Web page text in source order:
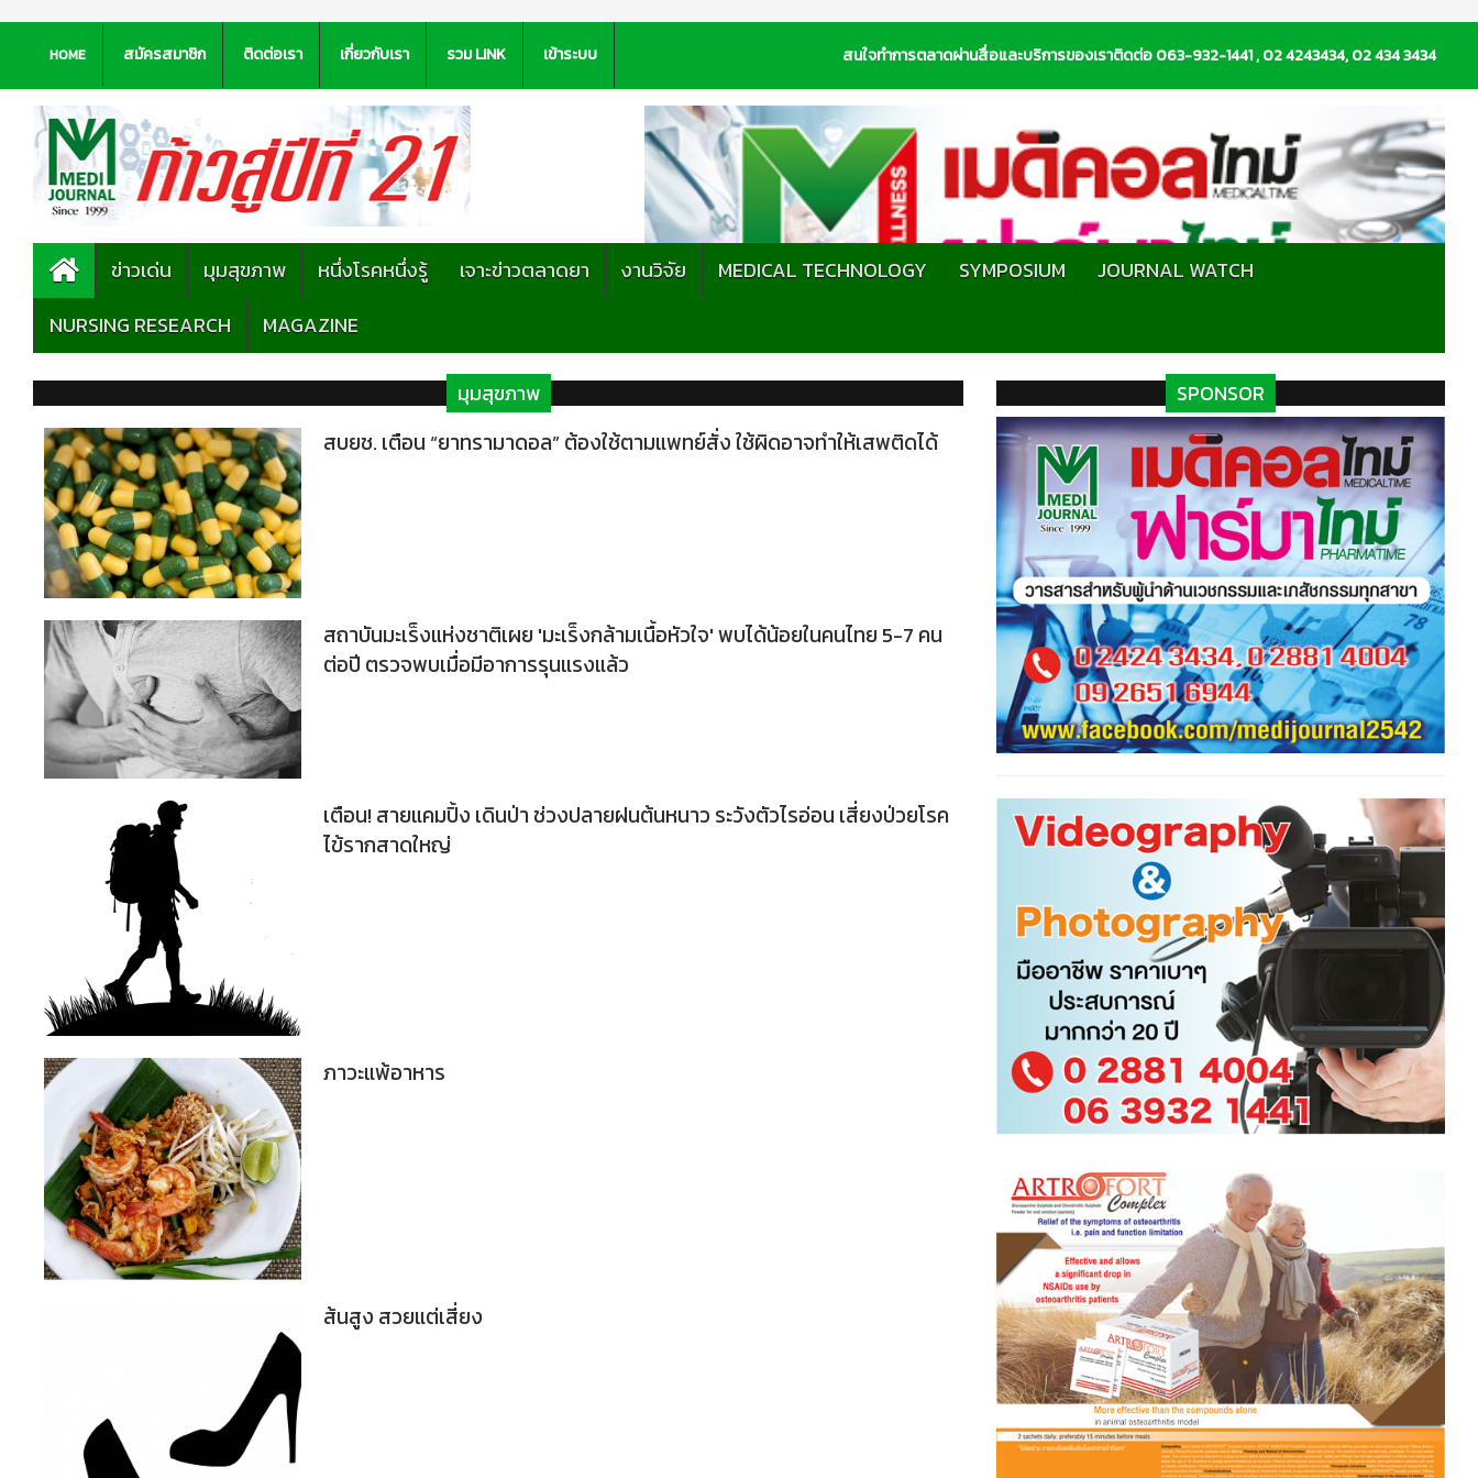
HOME สมัครสมาชิก ติดต่อเรา เกี่ยวกับเรา รวม LINK เข้าระบบ สนใจทำการตลาดผ่านสื่อและบริการของเราติดต่อ 063-932-1441 , 02 4243434, 02 434 3434
ข่าวเด่น มุมสุขภาพ หนึ่งโรคหนึ่งรู้ เจาะข่าวตลาดยา งานวิจัย MEDICAL TECHNOLOGY SYMPOSIUM
JOURNAL WATCH
NURSING RESEARCH
MAGAZINE
มุมสุขภาพ
สบยช. เตือน “ยาทรามาดอล” ต้องใช้ตามแพทย์สั่ง ใช้ผิดอาจทำให้เสพติดได้
สถาบันมะเร็งแห่งชาติเผย 'มะเร็งกล้ามเนื้อหัวใจ' พบได้น้อยในคนไทย 5-7 คน
ต่อปี ตรวจพบเมื่อมีอาการรุนแรงแล้ว
เตือน! สายแคมปิ้ง เดินป่า ช่วงปลายฝนต้นหนาว ระวังตัวไรอ่อน เสี่ยงป่วยโรค
ไข้รากสาดใหญ่
ภาวะแพ้อาหาร
ส้นสูง สวยแต่เสี่ยง
SPONSOR